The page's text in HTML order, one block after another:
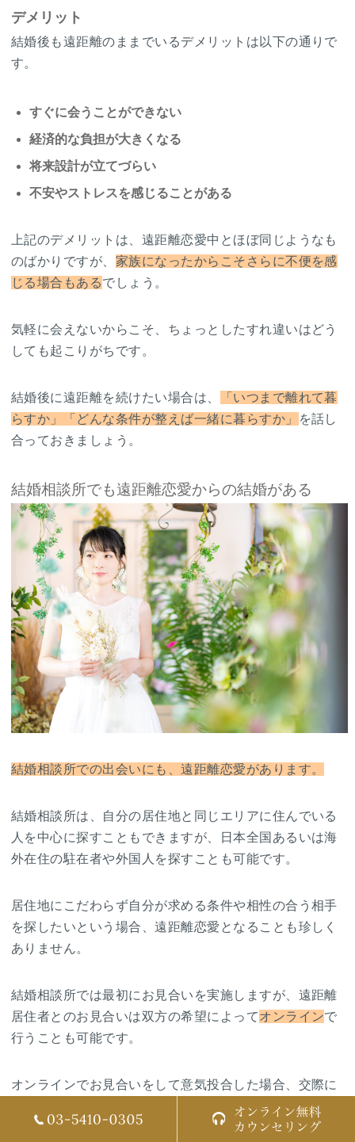
デメリット
結婚後も遠距離のままでいるデメリットは以下の通りで
す。
すぐに会うことができない
経済的な負担が大きくなる
将来設計が立てづらい
不安やストレスを感じることがある
上記のデメリットは、遠距離恋愛中とほぼ同じようなも
のばかりですが、 家族になったからこそさらに不便を感
じる場合もあるでしょう。
気軽に会えないからこそ、ちょっとしたすれ違いはどう
しても起こりがちです。
結婚後に遠距離を続けたい場合は、
「いつまで離れて暮
らすか」「どんな条件が整えば一緒に暮らすか」
を話し
合っておきましょう。
結婚相談所でも遠距離恋愛からの結婚がある
結婚相談所での出会いにも、遠距離恋愛があります。
結婚相談所は、自分の居住地と同じエリアに住んでいる
人を中心に探すこともできますが、日本全国あるいは海
外在住の駐在者や外国人を探すことも可能です。
居住地にこだわらず自分が求める条件や相性の合う相手
を探したいという場合、遠距離恋愛となることも珍しく
ありません。
結婚相談所では最初にお見合いを実施しますが、遠距離
居住者とのお見合いは双方の希望によってオンラインで
行うことも可能です。
オンラインでお見合いをして意気投合した場合、交際に